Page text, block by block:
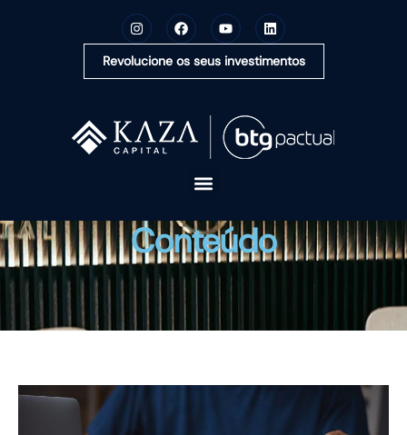
Revolucione os seus investimentos
A KAZA CAPITAL
SOLUÇÕES
MONTE SUA CARTEIRA
CONTEÚDOS
Conteúdo